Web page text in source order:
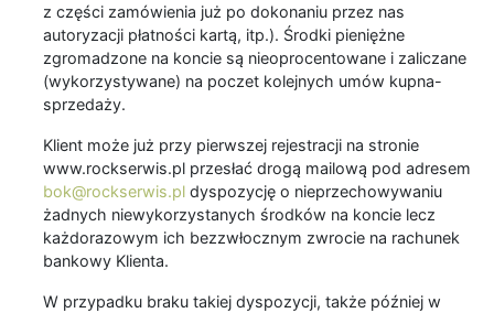
z części zamówienia już po dokonaniu przez nas
autoryzacji płatności kartą, itp.). Środki pieniężne
zgromadzone na koncie są nieoprocentowane i zaliczane
(wykorzystywane) na poczet kolejnych umów kupna-
sprzedaży.
Klient może już przy pierwszej rejestracji na stronie
www.rockserwis.pl przesłać drogą mailową pod adresem
bok@rockserwis.pl dyspozycję o nieprzechowywaniu
żadnych niewykorzystanych środków na koncie lecz
każdorazowym ich bezzwłocznym zwrocie na rachunek
bankowy Klienta.
W przypadku braku takiej dyspozycji, także później w